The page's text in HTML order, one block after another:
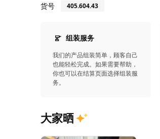
货号
405.604.43
组装服务
我们的产品组装简单，顾客自己
也能轻松完成。如果需要帮助，
你也可以在结算页面选择组装服
务。
大家晒